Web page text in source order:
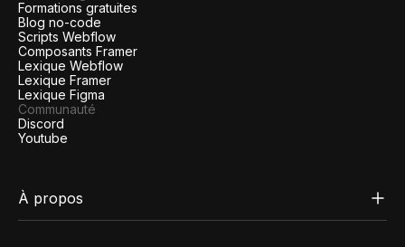
Formations gratuites
Blog no-code
Scripts Webflow
Composants Framer
Lexique Webflow
Lexique Framer
Lexique Figma
Communauté
Discord
Youtube
À propos